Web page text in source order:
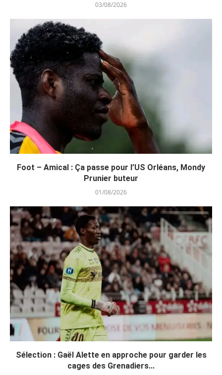
03/08/2026
Foot – Amical : Ça passe pour l’US Orléans, Mondy
Prunier buteur
01/08/2026
Sélection : Gaël Alette en approche pour garder les
cages des Grenadiers...